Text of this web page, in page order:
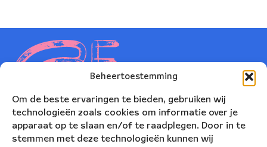
Beheertoestemming
Om de beste ervaringen te bieden, gebruiken wij
technologieën zoals cookies om informatie over je
apparaat op te slaan en/of te raadplegen. Door in te
stemmen met deze technologieën kunnen wij